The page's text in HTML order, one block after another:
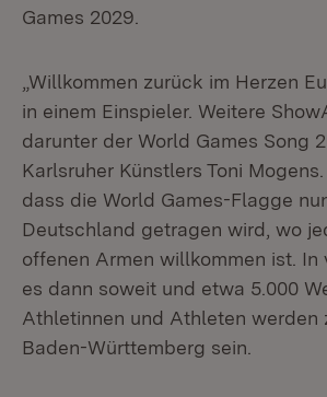
Games 2029.
„Willkommen zurück im Herzen
in einem Einspieler. Weitere
darunter der World Games Song
Karlsruher Künstlers Toni
dass die World Games-Flagge
Deutschland getragen wird, wo
offenen Armen willkommen ist. In
es dann soweit und etwa 5.000
Athletinnen und Athleten werden
Baden-Württemberg sein.